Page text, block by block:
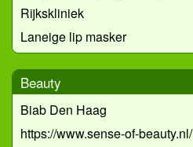
Rijkskliniek
Laneige lip masker
Beauty
Biab Den Haag
https://www.sense-of-beauty.nl/